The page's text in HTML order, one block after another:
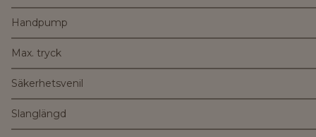
Handpump
Max. tryck
Säkerhetsvenil
Slanglängd